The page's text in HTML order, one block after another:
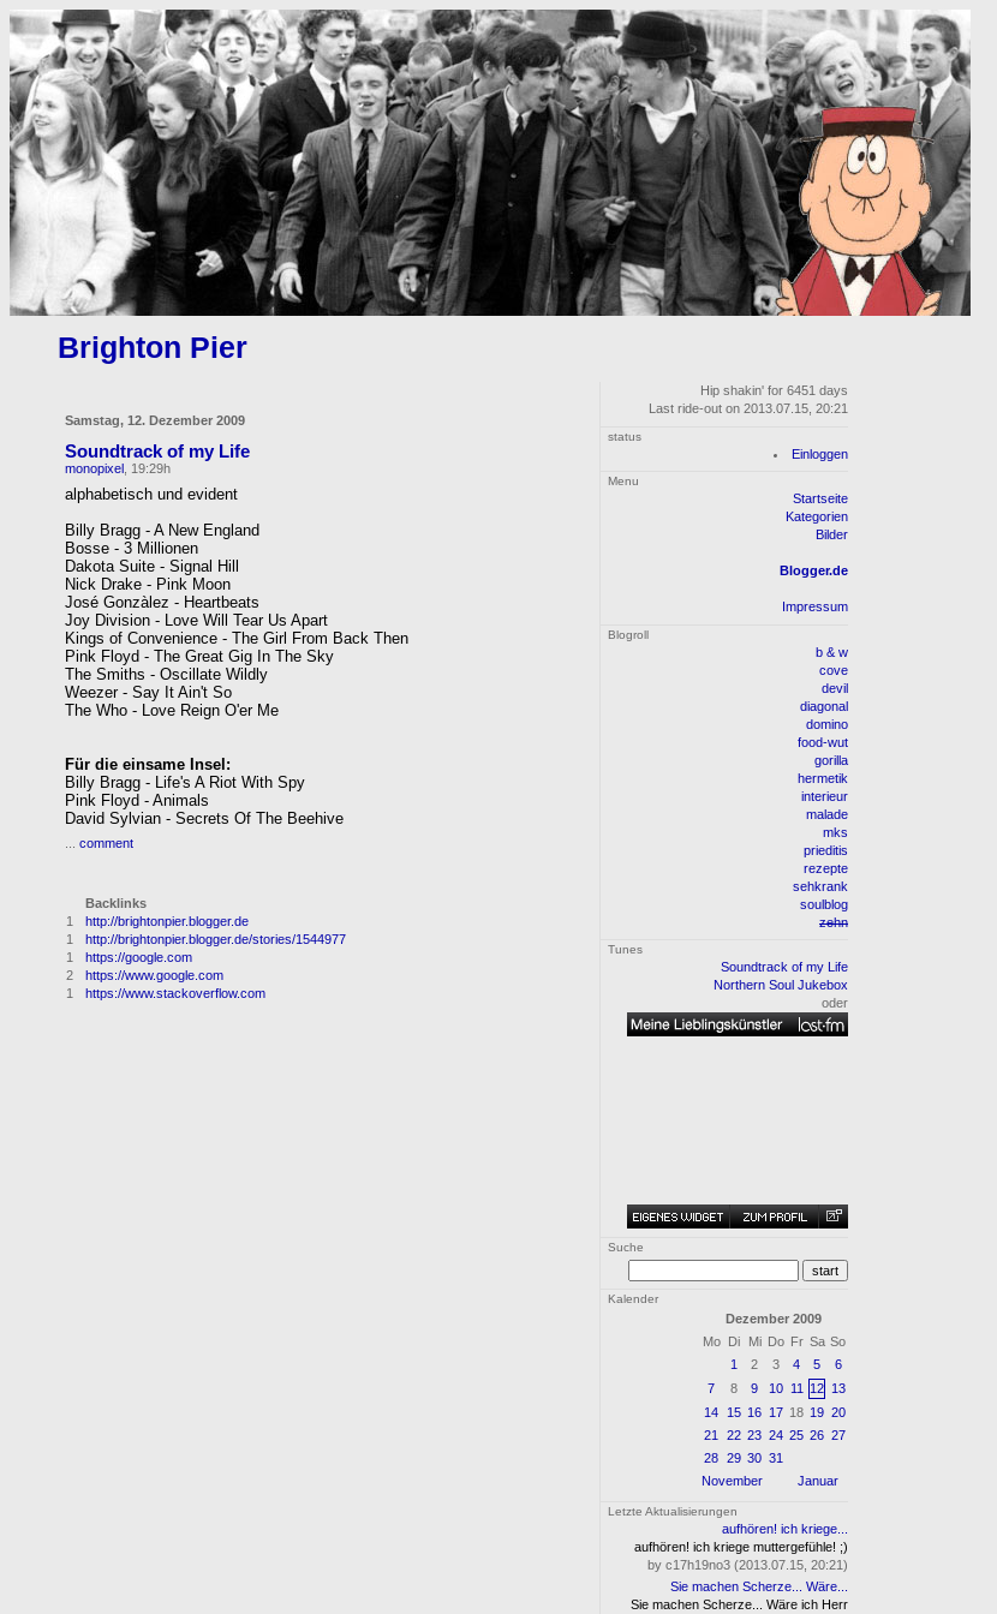
Brighton Pier
Samstag, 12. Dezember 2009
Soundtrack of my Life
monopixel , 19:29h
alphabetisch und evident
Billy Bragg - A New England
Bosse - 3 Millionen
Dakota Suite - Signal Hill
Nick Drake - Pink Moon
José Gonzàlez - Heartbeats
Joy Division - Love Will Tear Us Apart
Kings of Convenience - The Girl From Back Then
Pink Floyd - The Great Gig In The Sky
The Smiths - Oscillate Wildly
Weezer - Say It Ain't So
The Who - Love Reign O'er Me
Für die einsame Insel:
Billy Bragg - Life's A Riot With Spy
Pink Floyd - Animals
David Sylvian - Secrets Of The Beehive
comment
Backlinks
1
http://brightonpier.blogger.de
1
http://brightonpier.blogger.de/stories/1544977
1
https://google.com
2
https://www.google.com
1
https://www.stackoverflow.com
Hip shakin' for 6451 days
Last ride-out on 2013.07.15, 20:21
status
Einloggen
Menu
Startseite
Kategorien
Bilder
Blogger.de
Impressum
Blogroll
b & w
cove
devil
diagonal
domino
food-wut
gorilla
hermetik
interieur
malade
mks
prieditis
rezepte
sehkrank
soulblog
zehn
Tunes
Soundtrack of my Life
Northern Soul Jukebox
oder
Suche
Kalender
Dezember 2009
Mo
Di Mi Do Fr Sa So
1
2 3 4 5
6
7
8 9 10 11 12 13
14 15 16 17 18 19 20
21 22 23 24 25 26 27
28 29 30 31
November
Januar
Letzte Aktualisierungen
aufhören! ich kriege...
aufhören! ich kriege muttergefühle! ;)
by c17h19no3 (2013.07.15, 20:21)
Sie machen Scherze... Wäre...
Sie machen Scherze... Wäre ich Herr